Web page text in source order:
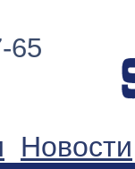
65
Новости